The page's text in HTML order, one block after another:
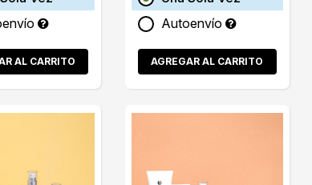
AL CARRITO
Autoenvío
AGREGAR AL CARRITO